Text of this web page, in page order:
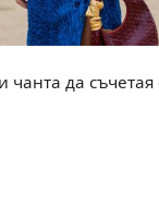
чанта да съчетая